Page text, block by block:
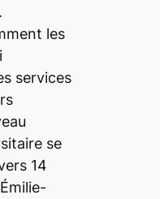
les
services
se
14